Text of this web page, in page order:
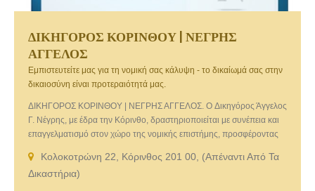
ΔΙΚΗΓΟΡΟΣ ΚΟΡΙΝΘΟΥ | ΝΕΓΡΗΣ
ΑΓΓΕΛΟΣ
Εμπιστευτείτε μας για τη νομική σας κάλυψη - το δικαίωμά σας στην
δικαιοσύνη είναι προτεραιότητά μας.
ΔΙΚΗΓΟΡΟΣ ΚΟΡΙΝΘΟΥ | ΝΕΓΡΗΣ ΑΓΓΕΛΟΣ. O Δικηγόρος Άγγελος
Γ. Νέγρης, με έδρα την Κόρινθο, δραστηριοποιείται με συνέπεια και
επαγγελματισμό στον χώρο της νομικής επιστήμης, προσφέροντας
εκπροσώπησης σε ιδιώτες, επιχειρήσεις και φορείς. Με πολυετή
εμπειρία και συνεχή επιμόρφωση, ο Δικηγόρος Άγγελος Νέγρης
Κολοκοτρώνη 22, Κόρινθος 201 00, (Απέναντι Από Τα
Δικαστήρια)